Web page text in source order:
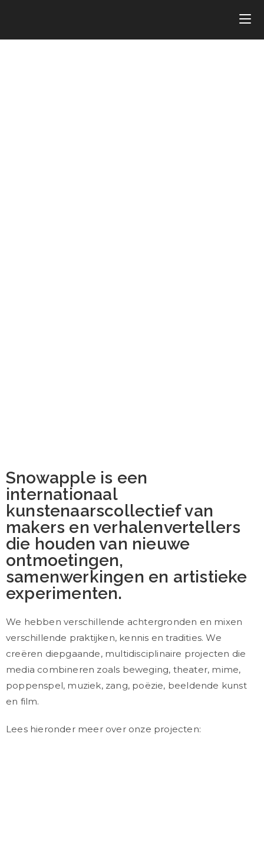
Snowapple is een
internationaal
kunstenaarscollectief van
makers en verhalenvertellers
die houden van nieuwe
ontmoetingen,
samenwerkingen en artistieke
experimenten.
We hebben verschillende achtergronden en mixen
verschillende praktijken, kennis en tradities.We
creëren diepgaande, multidisciplinaire projecten die
media combineren zoals beweging, theater, mime,
poppenspel, muziek, zang, poëzie, beeldende kunst
en film.
Lees hieronder meer over onze projecten: